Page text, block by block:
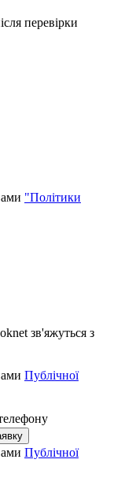
перевірки
"Політики
зв'яжуться з
Публічної
Публічної